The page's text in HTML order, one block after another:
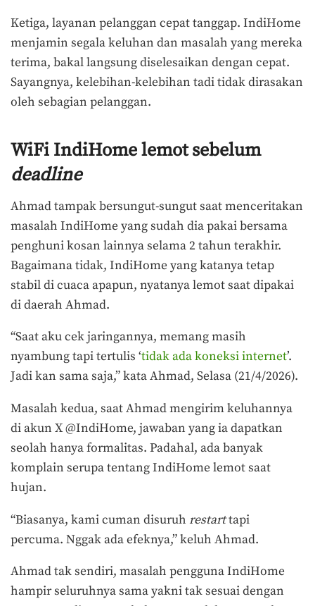
Ketiga, layanan pelanggan cepat tanggap. IndiHome
menjamin segala keluhan dan masalah yang mereka
terima, bakal langsung diselesaikan dengan cepat.
Sayangnya, kelebihan-kelebihan tadi tidak dirasakan
oleh sebagian pelanggan.
WiFi IndiHome lemot sebelum
deadline
Ahmad tampak bersungut-sungut saat menceritakan
masalah IndiHome yang sudah dia pakai bersama
penghuni kosan lainnya selama 2 tahun terakhir.
Bagaimana tidak, IndiHome yang katanya tetap
stabil di cuaca apapun, nyatanya lemot saat dipakai
di daerah Ahmad.
“Saat aku cek jaringannya, memang masih
nyambung tapi tertulis ‘tidak ada koneksi internet’.
Jadi kan sama saja,” kata Ahmad, Selasa (21/4/2026).
Masalah kedua, saat Ahmad mengirim keluhannya
di akun X @IndiHome, jawaban yang ia dapatkan
seolah hanya formalitas. Padahal, ada banyak
komplain serupa tentang IndiHome lemot saat
hujan.
“Biasanya, kami cuman disuruh restarttapi
percuma. Nggak ada efeknya,” keluh Ahmad.
Ahmad tak sendiri, masalah pengguna IndiHome
hampir seluruhnya sama yakni tak sesuai dengan